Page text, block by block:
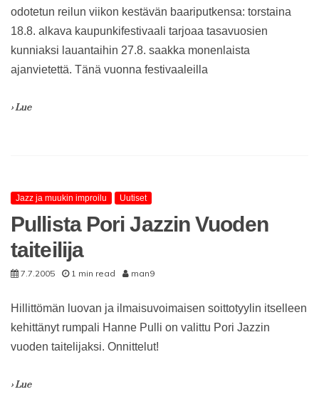
odotetun reilun viikon kestävän baariputkensa: torstaina
18.8. alkava kaupunkifestivaali tarjoaa tasavuosien
kunniaksi lauantaihin 27.8. saakka monenlaista
ajanvietettä. Tänä vuonna festivaaleilla
› Lue
Jazz ja muukin improilu Uutiset
Pullista Pori Jazzin Vuoden
taiteilija
7.7.2005 1 min read man9
Hillittömän luovan ja ilmaisuvoimaisen soittotyylin itselleen
kehittänyt rumpali Hanne Pulli on valittu Pori Jazzin
vuoden taitelijaksi. Onnittelut!
› Lue